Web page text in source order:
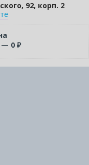
92, корп. 2
— 0 ₽